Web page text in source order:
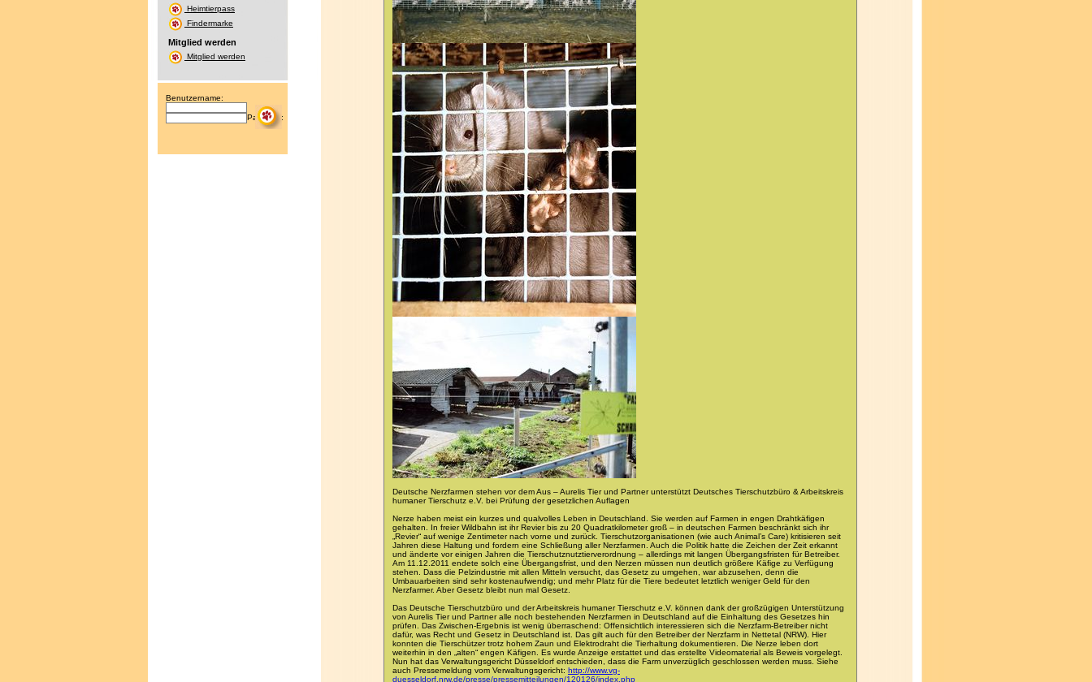
Heimtierpass
Findermarke
Mitglied werden
Mitglied werden
Benutzername:
Passwort:
Deutsche Nerzfarmen stehen vor dem Aus – Aurelis Tier und Partner unterstützt Deutsches Tierschutzbüro & Arbeitskreis
humaner Tierschutz e.V. bei Prüfung der gesetzlichen Auflagen
Nerze haben meist ein kurzes und qualvolles Leben in Deutschland. Sie werden auf Farmen in engen Drahtkäfigen
gehalten. In freier Wildbahn ist ihr Revier bis zu 20 Quadratkilometer groß – in deutschen Farmen beschränkt sich ihr
„Revier“ auf wenige Zentimeter nach vorne und zurück. Tierschutzorganisationen (wie auch Animal’s Care) kritisieren seit
Jahren diese Haltung und fordern eine Schließung aller Nerzfarmen. Auch die Politik hatte die Zeichen der Zeit erkannt
und änderte vor einigen Jahren die Tierschutznutztierverordnung – allerdings mit langen Übergangsfristen für Betreiber.
Am 11.12.2011 endete solch eine Übergangsfrist, und den Nerzen müssen nun deutlich größere Käfige zu Verfügung
stehen. Dass die Pelzindustrie mit allen Mitteln versucht, das Gesetz zu umgehen, war abzusehen, denn die
Umbauarbeiten sind sehr kostenaufwendig; und mehr Platz für die Tiere bedeutet letztlich weniger Geld für den
Nerzfarmer. Aber Gesetz bleibt nun mal Gesetz.
Das Deutsche Tierschutzbüro und der Arbeitskreis humaner Tierschutz e.V. können dank der großzügigen Unterstützung
von Aurelis Tier und Partner alle noch bestehenden Nerzfarmen in Deutschland auf die Einhaltung des Gesetzes hin
prüfen. Das Zwischen-Ergebnis ist wenig überraschend: Offensichtlich interessieren sich die Nerzfarm-Betreiber nicht
dafür, was Recht und Gesetz in Deutschland ist. Das gilt auch für den Betreiber der Nerzfarm in Nettetal (NRW). Hier
konnten die Tierschützer trotz hohem Zaun und Elektrodraht die Tierhaltung dokumentieren. Die Nerze leben dort
weiterhin in den „alten“ engen Käfigen. Es wurde Anzeige erstattet und das erstellte Videomaterial als Beweis vorgelegt.
Nun hat das Verwaltungsgericht Düsseldorf entschieden, dass die Farm unverzüglich geschlossen werden muss. Siehe
auch Pressemeldung vom Verwaltungsgericht: http://www.vg-
duesseldorf.nrw.de/presse/pressemitteilungen/120126/index.php